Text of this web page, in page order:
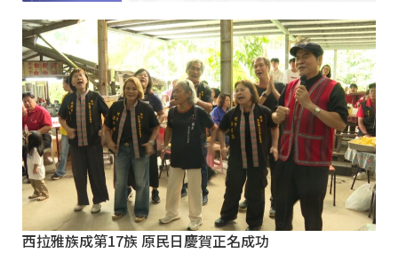
西拉雅族成第17族 原民日慶賀正名成功